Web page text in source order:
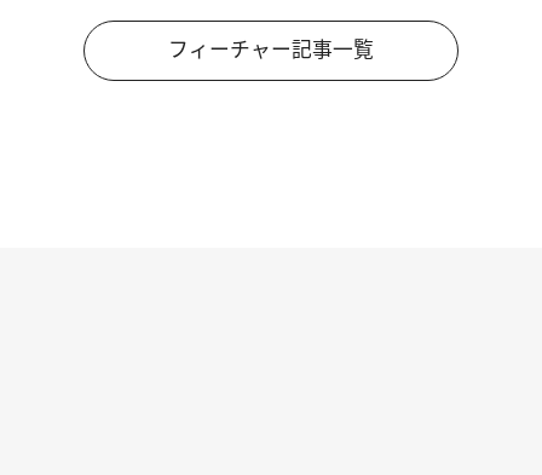
フィーチャー記事一覧